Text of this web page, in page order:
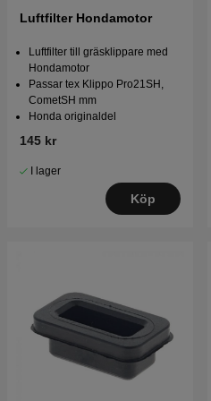
Luftfilter Hondamotor
Luftfilter till gräsklippare med
Hondamotor
Passar tex Klippo Pro21SH,
CometSH mm
Honda originaldel
145 kr
I lager
Köp